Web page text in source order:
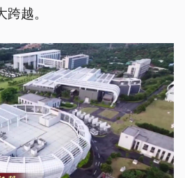
越。